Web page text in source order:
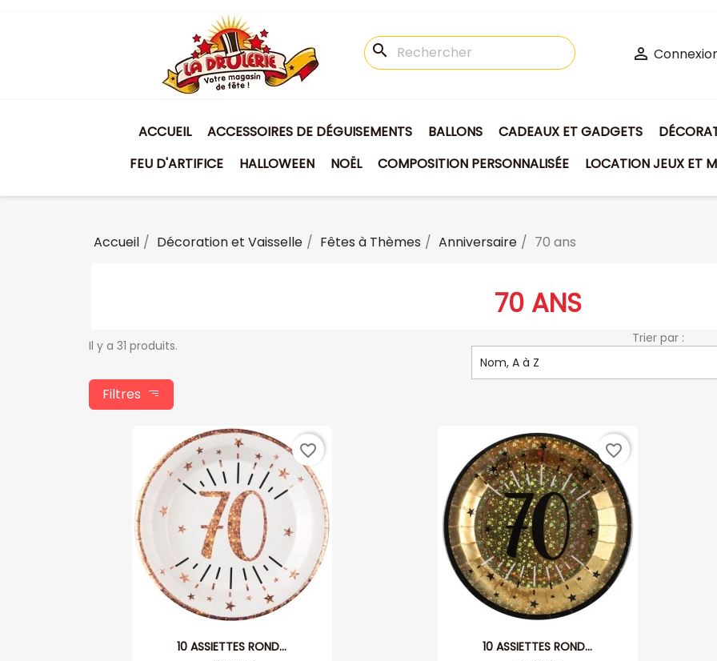
search 
ACCUEIL ACCESSOIRES DE DÉGUISEMENTS BALLONS CADEAUX ET GADGETS
FEU D'ARTIFICE
HALLOWEEN NOËL COMPOSITION PERSONNALISÉE LOCATION JEUX ET
Accueil Décoration et Vaisselle Fêtes à Thèmes Anniversaire 70 ans
70 ANS
Il y a 31 produits.
Filtres
Trier par :
Nom, A à Z
10 ASSIETTES ROND...
favorite_border
10 ASSIETTES ROND...
favorite_border